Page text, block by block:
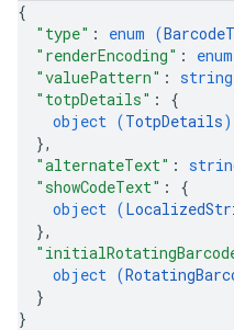
{
"type" : enum (
"renderEncoding" :
"valuePattern" : string
"totpDetails" : {
object (TotpDetails)
},
"alternateText" :
"showCodeText" : {
object (
},
object (
}
}